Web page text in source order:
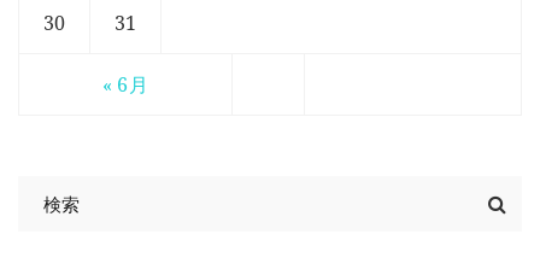
« 6月
30 31